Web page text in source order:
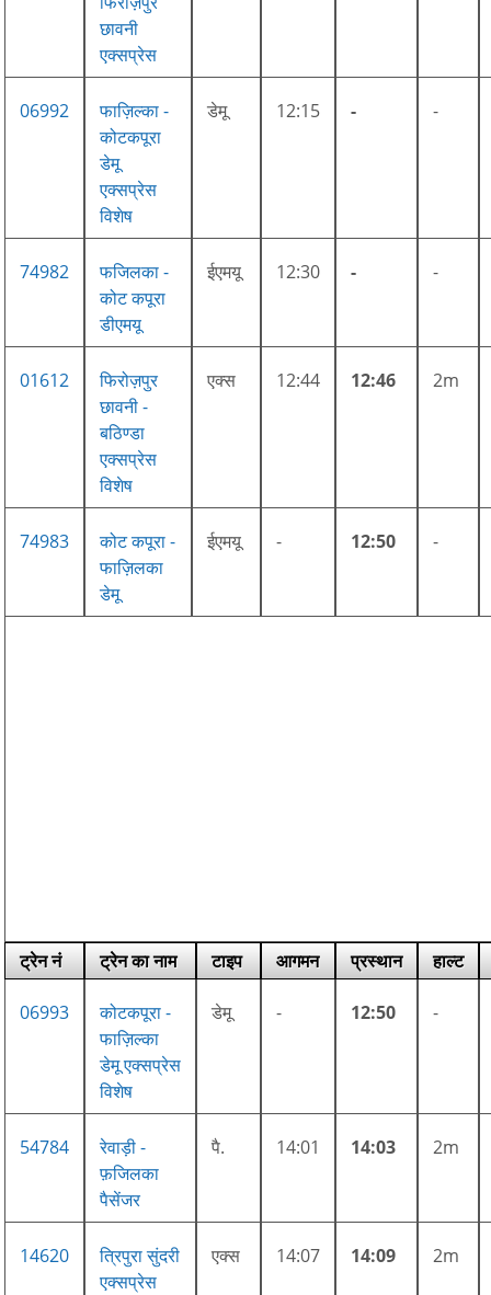
छावनी
एक्सप्रेस
06992
फाज़िल्का -
कोटकपूरा
डेमू
एक्सप्रेस
विशेष
डेमू 12:15 - -
74982
फजिलका -
कोट कपूरा
डीएमयू
ईएमयू 12:30 - -
01612
फिरोज़पुर
छावनी -
बठिण्डा
एक्सप्रेस
विशेष
एक्स 12:44 12:46 2m
74983
कोट कपूरा -
फाज़िलका
डेमू
ईएमयू - 12:50 -
ट्रेन नं ट्रेन का नाम टाइप आगमन प्रस्थान हाल्ट
06993
कोटकपूरा -
फाज़िल्का
डेमू एक्सप्रेस
विशेष
डेमू - 12:50 -
54784
रेवाड़ी -
फ़जिलका
पैसेंजर
पै. 14:01 14:03 2m
14620
त्रिपुरा सुंदरी
एक्सप्रेस
एक्स 14:07 14:09 2m